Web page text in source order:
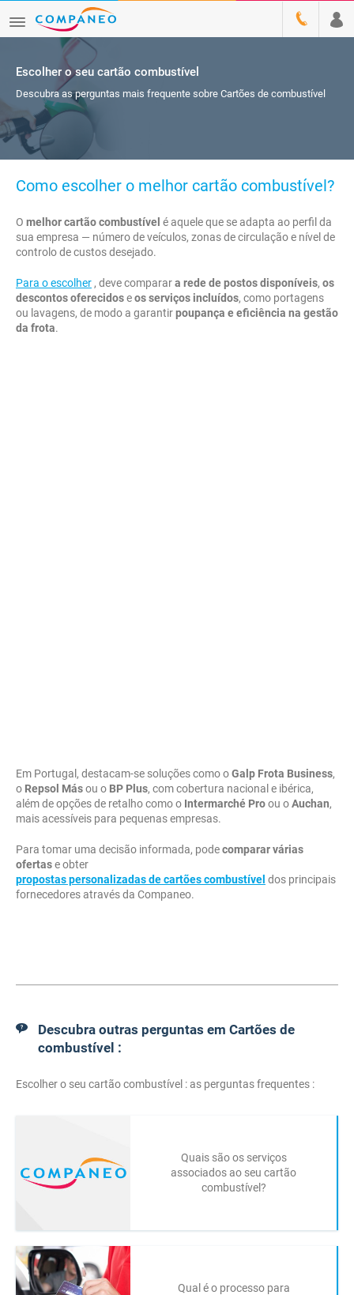
Escolher o seu cartão combustível
Descubra as perguntas mais frequente sobre Cartões de combustível
Como escolher o melhor cartão combustível?
O melhor cartão combustível é aquele que se adapta ao perfil da
sua empresa — número de veículos, zonas de circulação e nível de
controlo de custos desejado.
Para o escolher , deve comparara rede de postos disponíveis, os
descontos oferecidoseos serviços incluídos, como portagens
ou lavagens, de modo a garantirpoupança e eficiência na gestão
da frota.
Em Portugal, destacam-se soluções como oGalp Frota Business,
o Repsol Másou o BP Plus, com cobertura nacional e ibérica,
além de opções de retalho como o Intermarché Proou oAuchan,
mais acessíveis para pequenas empresas.
Para tomar uma decisão informada, podecomparar várias
ofertase obter
propostas personalizadas de cartões combustível dos principais
fornecedores através da Companeo.
Descubra outras perguntas em Cartões de
combustível :
Escolher o seu cartão combustível : as perguntas frequentes :
Quais são os serviços
associados ao seu cartão
combustível?
Qual é o processo para